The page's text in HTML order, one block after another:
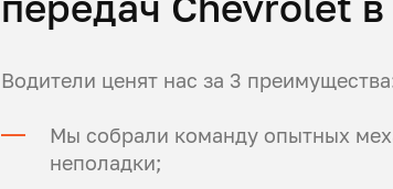
Водители ценят нас за 3
Мы собрали команду опытных
неполадки;